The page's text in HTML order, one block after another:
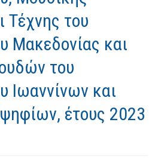
Τέχνης του
Μακεδονίας και
του
Ιωαννίνων και
έτους 2023